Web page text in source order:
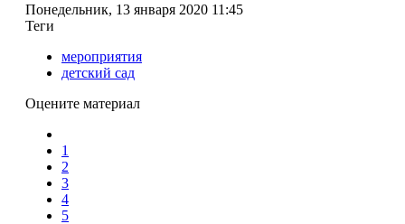
Понедельник, 13 января 2020 11:45
Теги
мероприятия
детский сад
Оцените материал
1
2
3
4
5